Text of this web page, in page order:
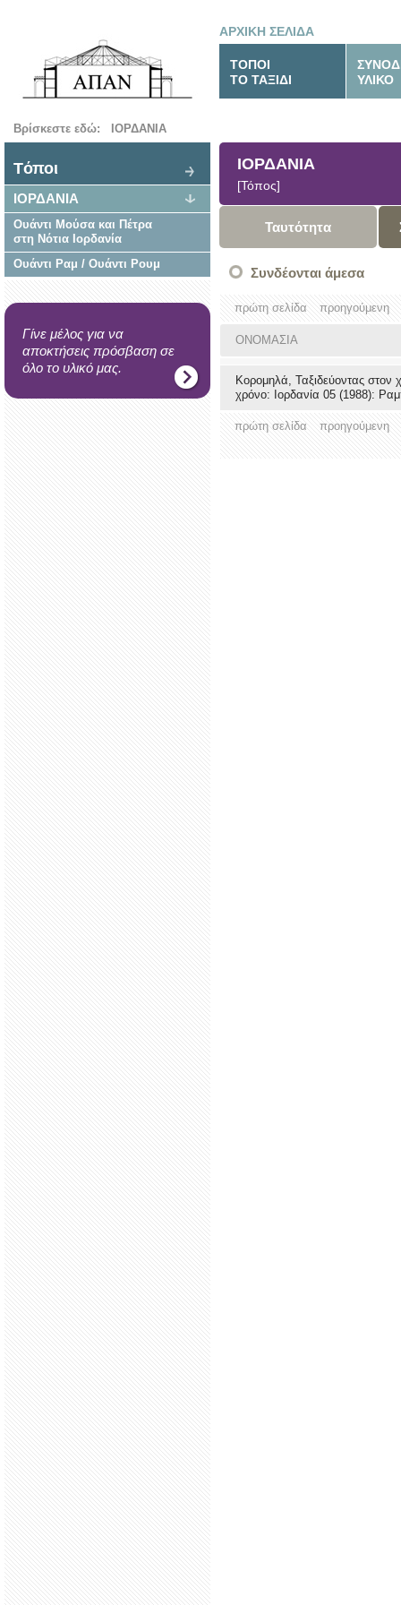
ΑΡΧΙΚΗ ΣΕΛΙΔΑ
ΤΟΠΟΙ
ΤΟ ΤΑΞΙΔΙ
ΥΛΙΚΟ
Βρίσκεστε εδώ: ΙΟΡΔΑΝΙΑ
Tόποι
ΙΟΡΔΑΝΙΑ
Ουάντι Μούσα και Πέτρα
στη Νότια Ιορδανία
Ουάντι Ραμ / Ουάντι Ρουμ
Γίνε μέλος για να
αποκτήσεις πρόσβαση σε
όλο το υλικό μας.
ΙΟΡΔΑΝΙΑ
[Τόπος]
Ταυτότητα
Συνδέονται άμεσα
πρώτη σελίδα προηγούμενη
ΟΝΟΜΑΣΙΑ
Κορομηλά, Ταξιδεύοντας στον
χρόνο: Ιορδανία 05 (1988):
πρώτη σελίδα προηγούμενη